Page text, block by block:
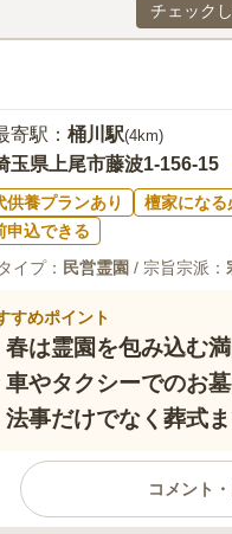
チェック
寄駅： 桶川 駅(4km)
玉県上尾市藤波1-156-15
供養プランあり 檀家になる
申込できる
イプ： 民営霊園 / 宗旨宗派：
すめポイント
春は霊園を包み込む
車やタクシーでのお
法事だけでなく葬式
コメント